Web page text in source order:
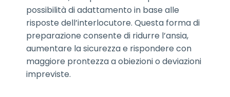
possibilità di adattamento in base alle
risposte dell’interlocutore. Questa forma di
preparazione consente di ridurre l’ansia,
aumentare la sicurezza e rispondere con
maggiore prontezza a obiezioni o deviazioni
impreviste.